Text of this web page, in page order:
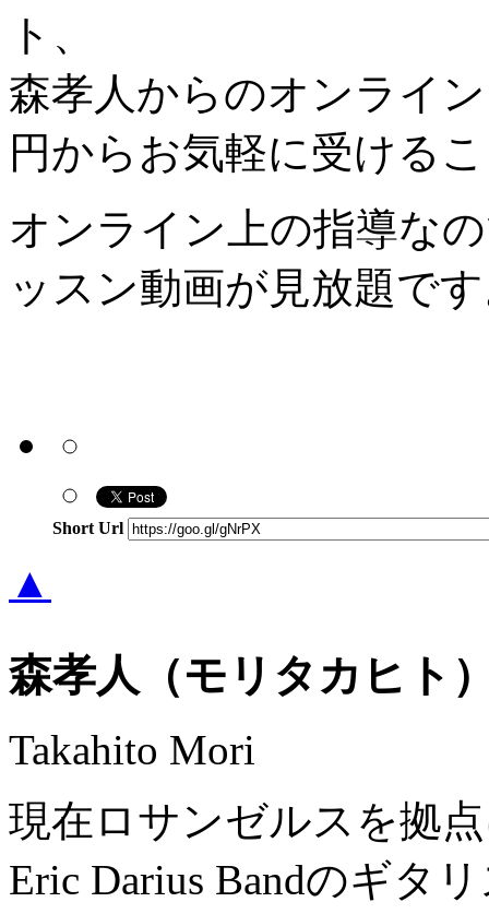
ト、
森孝人からのオンライ
円からお気軽に受ける
オンライン上の指導な
ッスン動画が見放題で
Short Url
▲
森孝人（モリタカヒト
Takahito Mori
現在ロサンゼルスを拠
Eric Darius Bandのギタ